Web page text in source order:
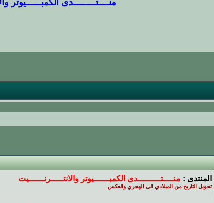
منــــتـــــــــدى الكمبــــــيوتر
المنتدى : منــــتـــــــــدى الكمبــــــيوتر والانتـــــرنــــــيت
تحويل التاريخ من الميلادي الى الهجري والعكس